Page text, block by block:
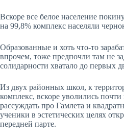
Вскоре все белое население
на 99,8% комплекс населяли
Образованные и хоть что-то
впрочем, тоже предпочли там не
солидарности хватало до первых
Из двух районных школ, к
комплекс, вскоре уволились
рассуждать про Гамлета и
ученики в эстетических целях
передней парте.